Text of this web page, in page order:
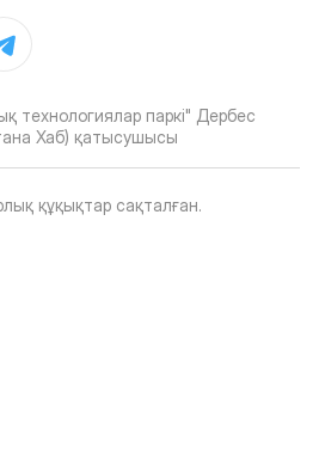
технологиялар паркі" Дербес
Хаб) қатысушысы
құқықтар сақталған.